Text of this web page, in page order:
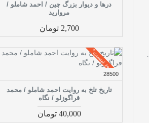
درها و دیوار بزرگ چین / احمد شاملو /
مروارید
2,700 تومان
موجود نیست*
28500
تاریخ تلخ به روایت احمد شاملو / محمد
قراگوزلو / نگاه
40,000 تومان